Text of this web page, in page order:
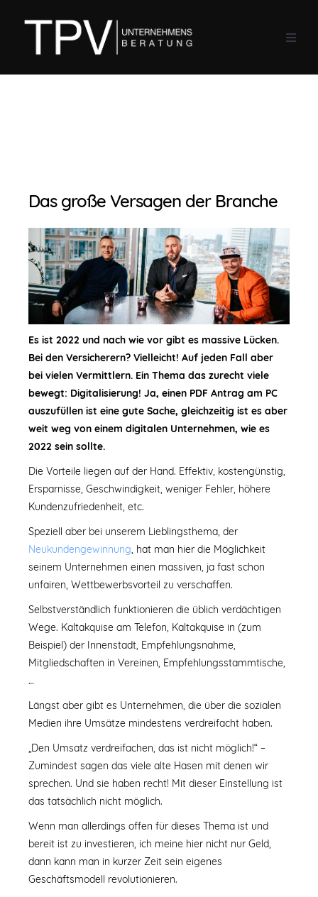
Das große Versagen der Branche
Es ist 2022 und nach wie vor gibt es massive Lücken.
Bei den Versicherern? Vielleicht! Auf jeden Fall aber
bei vielen Vermittlern. Ein Thema das zurecht viele
bewegt: Digitalisierung! Ja, einen PDF Antrag am PC
auszufüllen ist eine gute Sache, gleichzeitig ist es aber
weit weg von einem digitalen Unternehmen, wie es
2022 sein sollte.
Die Vorteile liegen auf der Hand. Effektiv, kostengünstig,
Ersparnisse, Geschwindigkeit, weniger Fehler, höhere
Kundenzufriedenheit, etc.
Speziell aber bei unserem Lieblingsthema, der
Neukundengewinnung, hat man hier die Möglichkeit
seinem Unternehmen einen massiven, ja fast schon
unfairen, Wettbewerbsvorteil zu verschaffen.
Selbstverständlich funktionieren die üblich verdächtigen
Wege. Kaltakquise am Telefon, Kaltakquise in (zum
Beispiel) der Innenstadt, Empfehlungsnahme,
Mitgliedschaften in Vereinen, Empfehlungsstammtische,
…
Längst aber gibt es Unternehmen, die über die sozialen
Medien ihre Umsätze mindestens verdreifacht haben.
„Den Umsatz verdreifachen, das ist nicht möglich!“ –
Zumindest sagen das viele alte Hasen mit denen wir
sprechen. Und sie haben recht! Mit dieser Einstellung ist
das tatsächlich nicht möglich.
Wenn man allerdings offen für dieses Thema ist und
bereit ist zu investieren, ich meine hier nicht nur Geld,
dann kann man in kurzer Zeit sein eigenes
Geschäftsmodell revolutionieren.